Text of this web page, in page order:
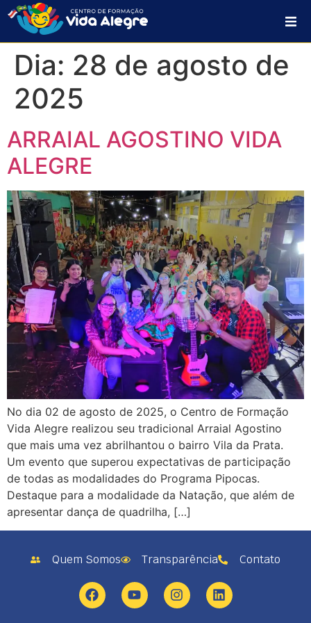
HOME
PLANO DE AÇÃO
CONTATO
Dia: 28 de agosto de
2025
ARRAIAL AGOSTINO VIDA
ALEGRE
No dia 02 de agosto de 2025, o Centro de Formação
Vida Alegre realizou seu tradicional Arraial Agostino
que mais uma vez abrilhantou o bairro Vila da Prata.
Um evento que superou expectativas de participação
de todas as modalidades do Programa Pipocas.
Destaque para a modalidade da Natação, que além de
apresentar dança de quadrilha, […]
Quem Somos Transparência Contato